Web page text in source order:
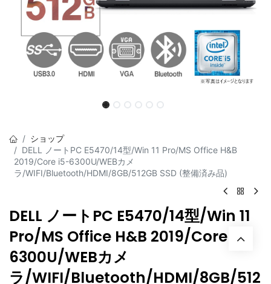
ショップ
DELL ノートPC E5470/14型/Win 11 Pro/MS Office H&B
2019/Core i5-6300U/WEBカメ
ラ/WIFI/Bluetooth/HDMI/8GB/512GB SSD (整備済み品)
DELL ノートPC E5470/14型/Win 11
Pro/MS Office H&B 2019/Core i5-
6300U/WEBカメ
ラ/WIFI/Bluetooth/HDMI/8GB/512